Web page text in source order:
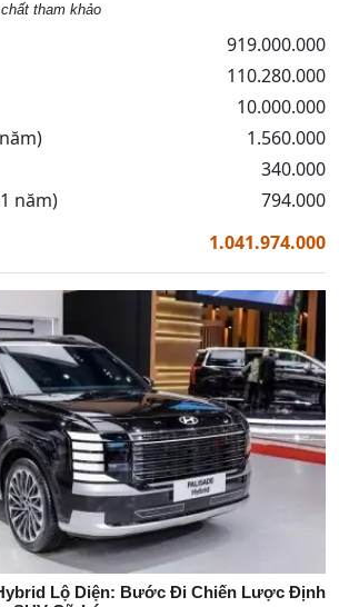
tham khảo
919.000.000
110.280.000
10.000.000
1.560.000
340.000
năm)
794.000
1.041.974.000
Lộ Diện: Bước Đi Chiến Lược Định